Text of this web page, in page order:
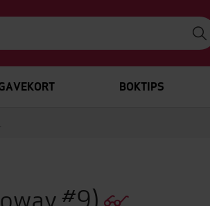
BOKTIPS
#9)